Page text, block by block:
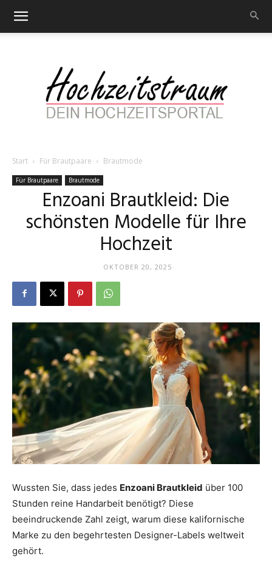
–
Portal
rund
um
das
Start Für Brautpaare Brautmode
Für Brautpaare Brautmode
Enzoani Brautkleid: Die
schönsten Modelle für Ihre
Hochzeit
OKTOBER 20, 2025
Wussten Sie, dass jedes Enzoani Brautkleid über 100
Stunden reine Handarbeit benötigt? Diese
beeindruckende Zahl zeigt, warum diese kalifornische
Marke zu den begehrtesten Designer-Labels weltweit
gehört.